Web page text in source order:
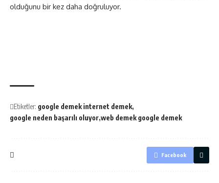
olduğunu bir kez daha doğruluyor.
Etiketler: google demek internet demek
google neden başarılı oluyor web demek google demek
Facebook